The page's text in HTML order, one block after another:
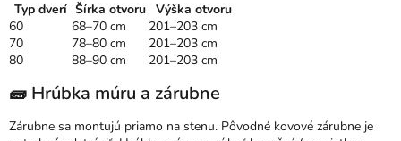
Typ dverí Šírka otvoru
Výška otvoru
60
68–70 cm
201–203 cm
70
78–80 cm
201–203 cm
80
88–90 cm 201–203 cm
🧱 Hrúbka múru a zárubne
Zárubne sa montujú priamo na stenu. Pôvodné kovové zárubne je